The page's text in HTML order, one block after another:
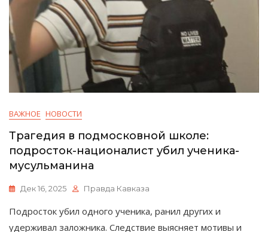
ВАЖНОЕ НОВОСТИ
Трагедия в подмосковной школе:
подросток-националист убил ученика-
мусульманина
Дек 16, 2025 Правда Кавказа
Подросток убил одного ученика, ранил других и
удерживал заложника. Следствие выясняет мотивы и